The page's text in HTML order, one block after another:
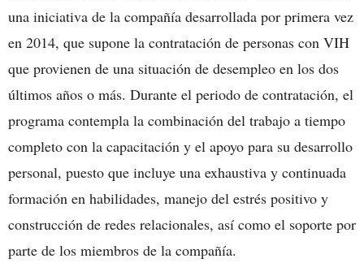
una iniciativa de la compañía desarrollada por primera vez
en 2014, que supone la contratación de personas con VIH
que provienen de una situación de desempleo en los dos
últimos años o más. Durante el periodo de contratación, el
programa contempla la combinación del trabajo a tiempo
completo con la capacitación y el apoyo para su desarrollo
personal, puesto que incluye una exhaustiva y continuada
formación en habilidades, manejo del estrés positivo y
construcción de redes relacionales, así como el soporte por
parte de los miembros de la compañía.